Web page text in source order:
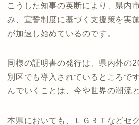
こうした知事の英断により、県内
み、宣誓制度に基づく支援策を実
が加速し始めているのです。
同様の証明書の発行は、県内外の
別区でも導入されているところで
んでいくことは、今や世界の潮流
本県においても、ＬＧＢＴなどセ